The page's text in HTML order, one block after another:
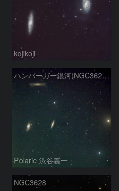
kojikoji
ハンバーガー銀河(NGC3628) M66 M65
Polarie 渋谷義一
NGC3628